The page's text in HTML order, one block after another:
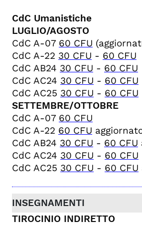
CdC Umanistiche
LUGLIO/AGOSTO
CdC A-07 60 CFU
CdC A-22 30 CFU - 60 CFU
CdC AB24 30 CFU - 60 CFU
CdC AC24 30 CFU - 60 CFU
CdC AC25 30 CFU - 60 CFU
SETTEMBRE/OTTOBRE
CdC A-07 60 CFU
CdC A-22 60 CFU
CdC AB24 30 CFU - 60 CFU
CdC AC24 30 CFU - 60 CFU
CdC AC25 30 CFU - 60 CFU
TIROCINIO INDIRETTO